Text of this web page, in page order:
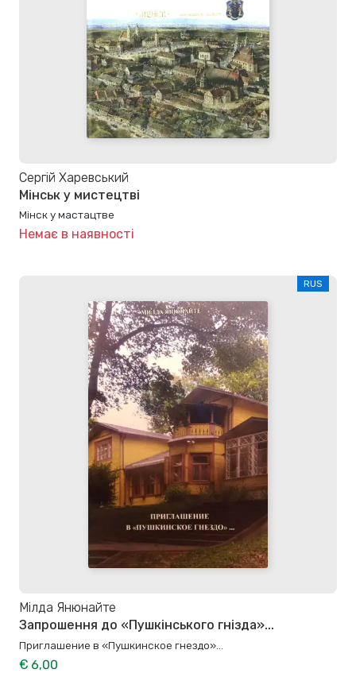
Сергій Харевський
Мінськ у мистецтві
Мінск у мастацтве
Немає в наявності
RUS
Мілда Янюнайте
Запрошення до «Пушкінського гнізда»...
Приглашение в «Пушкинское гнездо»...
€ 6,00